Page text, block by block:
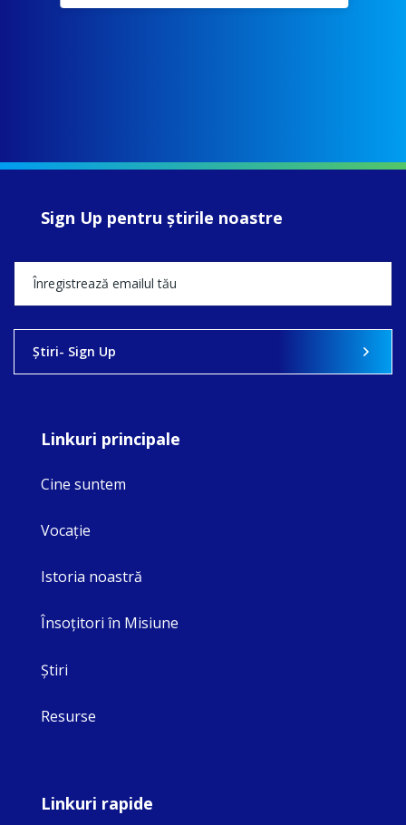
Sign Up pentru ştirile noastre
Ştiri- Sign Up
Linkuri principale
Cine suntem
Vocaţie
Istoria noastră
Însoţitori în Misiune
Ştiri
Resurse
Linkuri rapide